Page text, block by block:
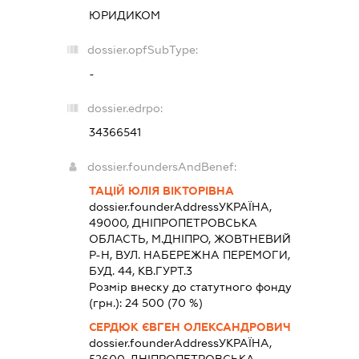
ЮРИДИКОМ
dossier.opfSubType:
-
dossier.edrpo:
34366541
dossier.foundersAndBenef:
ТАЦІЙ ЮЛІЯ ВІКТОРІВНА
dossier.founderAddressУКРАЇНА,
49000, ДНIПРОПЕТРОВСЬКА
ОБЛАСТЬ, М.ДНIПРО, ЖОВТНЕВИЙ
Р-Н, ВУЛ. НАБЕРЕЖНА ПЕРЕМОГИ,
БУД. 44, КВ.ГУРТ.3
Розмір внеску до статутного фонду
(грн.): 24 500 (70 %)
СЕРДЮК ЄВГЕН ОЛЕКСАНДРОВИЧ
dossier.founderAddressУКРАЇНА,